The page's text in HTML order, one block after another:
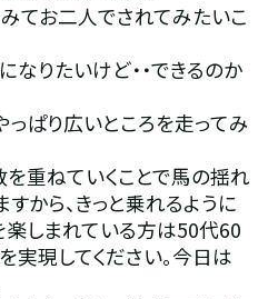
てお二人でされてみたいこ
なりたいけど・・できるのか
っぱり広いところを走ってみ
を重ねていくことで馬の揺れ
から、きっと乗れるように
楽しまれている方は50代60
実現してください。今日は